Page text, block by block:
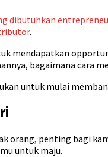
dibutuhkan
.
mendapatkan
bagaimana cara
untuk mulai
orang, penting bagi
untuk maju.